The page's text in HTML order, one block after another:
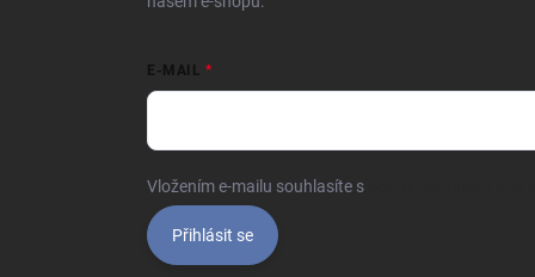
E-MAIL
Vložením e-mailu souhlasíte s
Přihlásit se